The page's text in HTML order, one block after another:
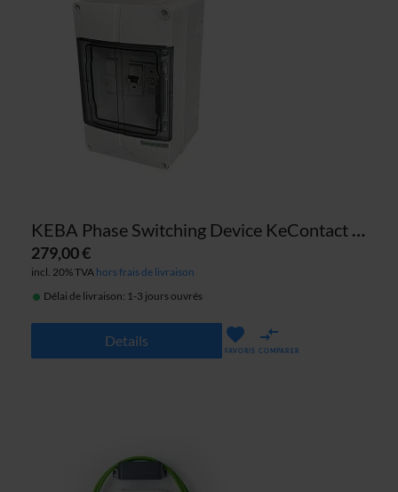
KEBA Phase Switching Device KeContact S10
279,00 €
incl. 20% TVA hors frais de livraison
Délai de livraison: 1-3 jours ouvrés
Details
FAVORIS COMPARER